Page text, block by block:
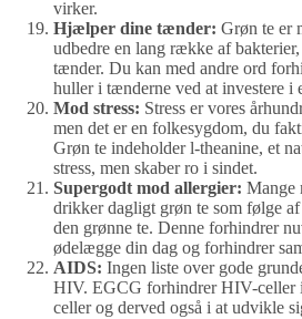
virker.
Hjælper dine tænder: Grøn te er
udbedre en lang række af
tænder. Du kan med andre ord
huller i tænderne ved at investere i
Mod stress: Stress er vores
men det er en folkesygdom, du
Grøn te indeholder l-theanine, et
stress, men skaber ro i sindet.
Supergodt mod allergier: Mange
drikker dagligt grøn te som følge
den grønne te. Denne forhindrer
ødelægge din dag og forhindrer
AIDS: Ingen liste over gode
HIV. EGCG forhindrer HIV-celler
celler og derved også i at udvikle